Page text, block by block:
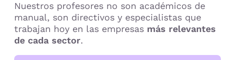
Nuestros profesores no son académicos de
manual, son directivos y especialistas que
trabajan hoy en las empresas más relevantes
de cada sector.